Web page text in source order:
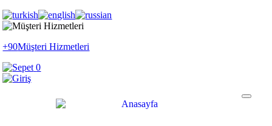
+90Müşteri Hizmetleri
0